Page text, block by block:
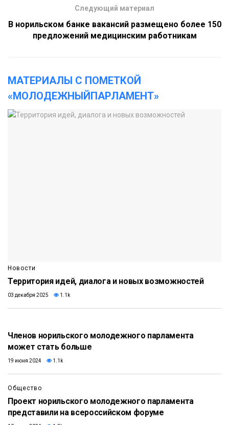
Следующий материал
В норильском банке вакансий размещено более 150
предложений медицинским работникам
МАТЕРИАЛЫ С ПОМЕТКОЙ
«МОЛОДЕЖНЫЙПАРЛАМЕНТ»
Новости
Территория идей, диалога и новых возможностей
03 декабря 2025 1.1k
Членов норильского молодежного парламента
может стать больше
19 июня 2024 1.1k
Общество
Проект норильского молодежного парламента
представили на всероссийском форуме